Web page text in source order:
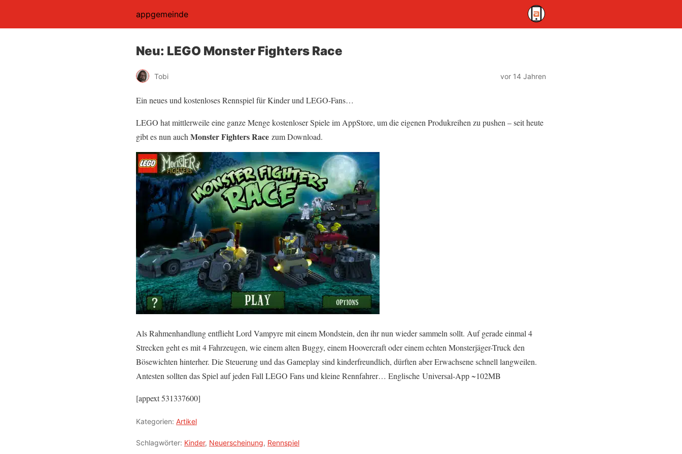
appgemeinde
Neu: LEGO Monster Fighters Race
Tobi vor 14 Jahren
Ein neues und kostenloses Rennspiel für Kinder und LEGO-Fans…
LEGO hat mittlerweile eine ganze Menge kostenloser Spiele im AppStore, um die eigenen Produkreihen zu pushen – seit heute
gibt es nun auch Monster Fighters Race zum Download.
Als Rahmenhandlung entflieht Lord Vampyre mit einem Mondstein, den ihr nun wieder sammeln sollt. Auf gerade einmal 4
Strecken geht es mit 4 Fahrzeugen, wie einem alten Buggy, einem Hoovercraft oder einem echten Monsterjäger-Truck den
Bösewichten hinterher. Die Steuerung und das Gameplay sind kinderfreundlich, dürften aber Erwachsene schnell langweilen.
Antesten sollten das Spiel auf jeden Fall LEGO Fans und kleine Rennfahrer… Englische Universal-App ~102MB
[appext 531337600]
Kategorien: Artikel
Schlagwörter: Kinder, Neuerscheinung, Rennspiel